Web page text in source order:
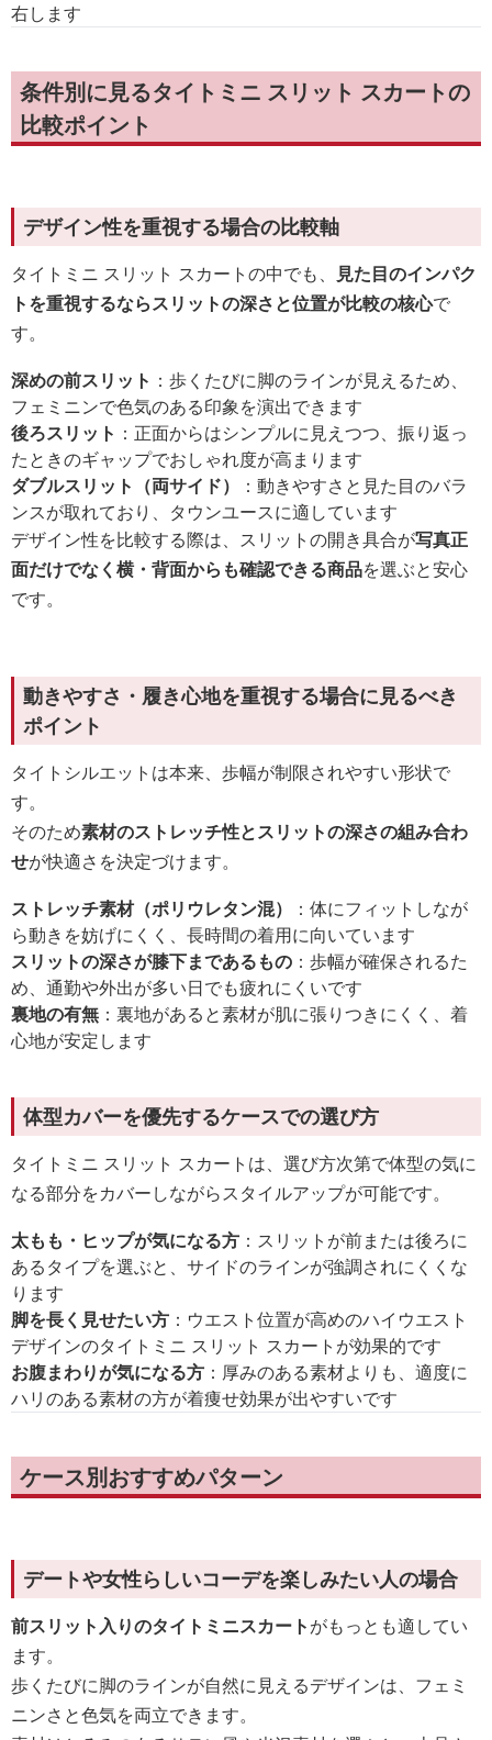
右します
条件別に見るタイトミニ スリット スカートの
比較ポイント
デザイン性を重視する場合の比較軸
タイトミニ スリット スカートの中でも、
見た目のインパク
トを重視するならスリットの深さと位置が比較の核心で
す。
深めの前スリット ：歩くたびに脚のラインが見えるため、
フェミニンで色気のある印象を演出できます
後ろスリット ：正面からはシンプルに見えつつ、振り返っ
たときのギャップでおしゃれ度が高まります
ダブルスリット（両サイド）
：動きやすさと見た目のバラ
ンスが取れており、タウンユースに適しています
デザイン性を比較する際は、スリットの開き具合が写真正
面だけでなく横・背面からも確認できる商品を選ぶと安心
です。
動きやすさ・履き心地を重視する場合に見るべき
ポイント
タイトシルエットは本来、歩幅が制限されやすい形状で
す。
そのため素材のストレッチ性とスリットの深さの組み合わ
せが快適さを決定づけます。
ストレッチ素材（ポリウレタン混）
：体にフィットしなが
ら動きを妨げにくく、長時間の着用に向いています
スリットの深さが膝下まであるもの ：歩幅が確保されるた
め、通勤や外出が多い日でも疲れにくいです
裏地の有無 ：裏地があると素材が肌に張りつきにくく、着
心地が安定します
体型カバーを優先するケースでの選び方
タイトミニ スリット スカートは、選び方次第で体型の気に
なる部分をカバーしながらスタイルアップが可能です。
太もも・ヒップが気になる方 ：スリットが前または後ろに
あるタイプを選ぶと、サイドのラインが強調されにくくな
ります
脚を長く見せたい方 ：ウエスト位置が高めのハイウエスト
デザインのタイトミニ スリット スカートが効果的です
お腹まわりが気になる方 ：厚みのある素材よりも、適度に
ハリのある素材の方が着痩せ効果が出やすいです
ケース別おすすめパターン
デートや女性らしいコーデを楽しみたい人の場合
前スリット入りのタイトミニスカートがもっとも適してい
ます。
歩くたびに脚のラインが自然に見えるデザインは、フェミ
ニンさと色気を両立できます。